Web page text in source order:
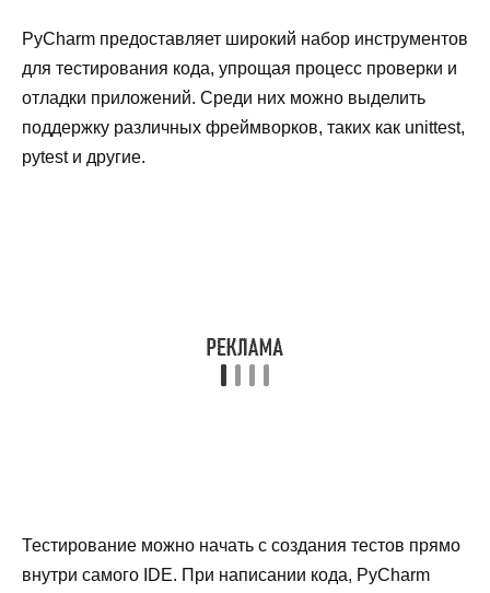
PyCharm предоставляет широкий набор инструментов
для тестирования кода, упрощая процесс проверки и
отладки приложений. Среди них можно выделить
поддержку различных фреймворков, таких как unittest,
pytest и другие.
Тестирование можно начать с создания тестов прямо
внутри самого IDE. При написании кода, PyCharm